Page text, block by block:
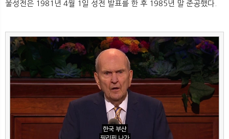
울성전은 1981년 4월 1일 성전 발표를 한 후 1985년 말 준공했다.